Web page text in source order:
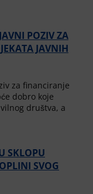
POZIV ZA
JAVNIH
za financiranje
dobro koje
društva, a
SKLOPU
SVOG